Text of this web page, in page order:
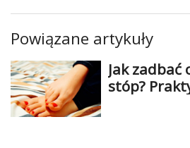
Powiązane artykuły
Jak zadbać
stóp?